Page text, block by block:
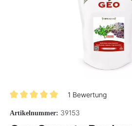
1 Bewertung
Artikelnummer: 39153